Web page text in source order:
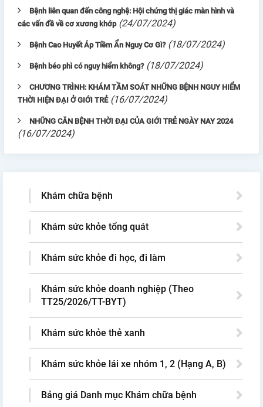
Bệnh liên quan đến công nghệ: Hội chứng thị giác màn hình và
các vấn đề về cơ xương khớp (24/07/2024)
Bệnh Cao Huyết Áp Tiềm Ẩn Nguy Cơ Gì? (18/07/2024)
Bệnh béo phì có nguy hiểm không? (18/07/2024)
CHƯƠNG TRÌNH: KHÁM TẦM SOÁT NHỮNG BỆNH NGUY HIỂM
THỜI HIỆN ĐẠI Ở GIỚI TRẺ (16/07/2024)
NHỮNG CĂN BỆNH THỜI ĐẠI CỦA GIỚI TRẺ NGÀY NAY 2024
(16/07/2024)
Khám chữa bệnh
Khám sức khỏe tổng quát
Khám sức khỏe đi học, đi làm
Khám sức khỏe doanh nghiệp (Theo
TT25/2026/TT-BYT)
Khám sức khỏe thẻ xanh
Khám sức khỏe lái xe nhóm 1, 2 (Hạng A, B)
Bảng giá Danh mục Khám chữa bệnh